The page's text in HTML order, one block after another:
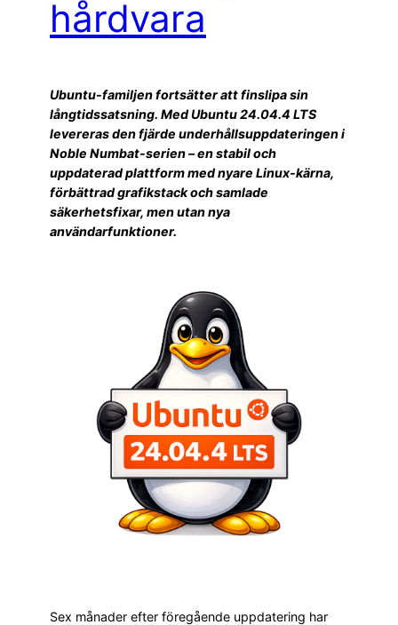
hårdvara
Ubuntu-familjen fortsätter att finslipa sin
långtidssatsning. Med Ubuntu 24.04.4 LTS
levereras den fjärde underhållsuppdateringen i
Noble Numbat-serien – en stabil och
uppdaterad plattform med nyare Linux-kärna,
förbättrad grafikstack och samlade
säkerhetsfixar, men utan nya
användarfunktioner.
Sex månader efter föregående uppdatering har